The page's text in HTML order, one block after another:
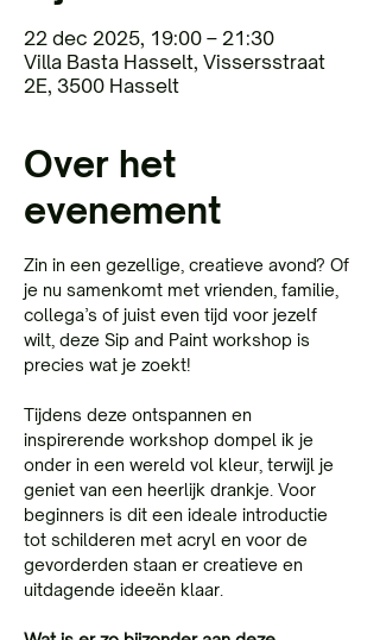
22 dec 2025, 19:00 – 21:30
Villa Basta Hasselt, Vissersstraat
2E, 3500 Hasselt
Over het
evenement
Zin in een gezellige, creatieve avond? Of
je nu samenkomt met vrienden, familie,
collega’s of juist even tijd voor jezelf
wilt, deze Sip and Paint workshop is
precies wat je zoekt!
Tijdens deze ontspannen en
inspirerende workshop dompel ik je
onder in een wereld vol kleur, terwijl je
geniet van een heerlijk drankje. Voor
beginners is dit een ideale introductie
tot schilderen met acryl en voor de
gevorderden staan er creatieve en
uitdagende ideeën klaar.